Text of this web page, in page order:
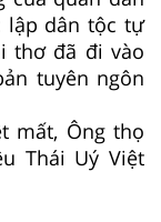
lập dân tộc tự
thơ đã đi vào
tuyên ngôn
mất, Ông thọ
Thái Uý Việt